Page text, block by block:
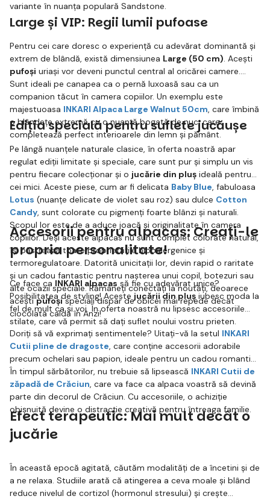
variante în nuanța populară Sandstone.
Large și VIP: Regii lumii pufoase
Pentru cei care doresc o experiență cu adevărat dominantă și
extrem de blândă, există dimensiunea Large (50 cm). Acești
pufoși uriași vor deveni punctul central al oricărei camere.
Sunt ideali pe canapea ca o pernă luxoasă sau ca un
companion tăcut în camera copiilor. Un exemplu este
majestuoasa INKARI Alpaca Large Walnut 50cm, care îmbină
o blândețe extremă cu o nuanță bogată de nuc, care
completează perfect interioarele din lemn și pământ.
Ediția specială pentru suflete jucăușe
Pe lângă nuanțele naturale clasice, în oferta noastră apar
regulat ediții limitate și speciale, care sunt pur și simplu un vis
pentru fiecare colecționar și o jucărie din pluș ideală pentru
cei mici. Aceste piese, cum ar fi delicata Baby Blue, fabuloasa
Lotus (nuanțe delicate de violet sau roz) sau dulce Cotton
Candy, sunt colorate cu pigmenți foarte blânzi și naturali.
Scopul lor este de a aduce joacă și originalitate în camera
copiilor. Deși aceste alpacas nu sunt complet colorate natural,
își păstrează toate proprietățile hipoalergenice și
termoregulatoare. Datorită unicitații lor, devin rapid o raritate
și un cadou fantastic pentru nașterea unui copil, botezuri sau
alte ocazii speciale. Rămâneți conectați la noutăți, deoarece
aceștipufoșispeciali dispar de obicei mai repede decât
ciocolata caldă în Anzi!
Accesorii pentru alpacas: Creați-le
propria personalitate!
Ce face ca INKARI alpacas să fie cu adevărat unice?
Posibilitatea de styling! Aceste jucării din pluș iubesc moda la
fel de mult ca și voi. În oferta noastră nu lipsesc accesoriile
stilate, care vă permit să dați suflet noului vostru prieten.
Doriți să vă exprimați sentimentele? Uitați-vă la setul INKARI
Cutii pline de dragoste, care conține accesorii adorabile
precum ochelari sau papion, ideale pentru un cadou romantic.
În timpul sărbătorilor, nu trebuie să lipsească INKARI Cutii de
zăpadă de Crăciun, care va face ca alpaca voastră să devină
parte din decorul de Crăciun. Cu accesoriile, o achiziție
obișnuită devine o distracție creativă pentru întreaga familie.
Efect terapeutic: Mai mult decât o
jucărie
În această epocă agitată, căutăm modalități de a încetini și de
a ne relaxa. Studiile arată că atingerea a ceva moale și blând
reduce nivelul de cortizol (hormonul stresului) și crește